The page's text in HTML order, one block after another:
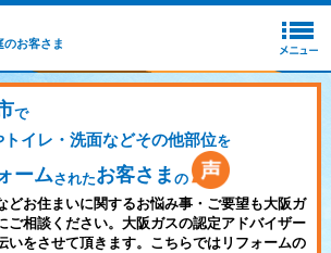
のお客さま
で
トイレ・洗面などその他部位を
ームされたお客さま の
どお住まいに関するお悩み事・ご要望も大阪ガ
ご相談ください。大阪ガスの認定アドバイザー
いをさせて頂きます。こちらではリフォームの